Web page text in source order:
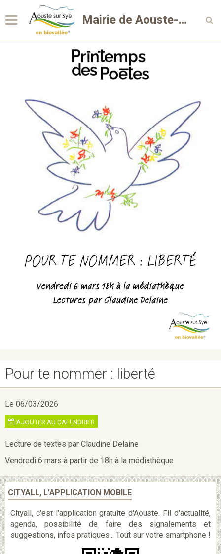
Mairie de Aouste-sur-Sye
Pour te nommer : liberté
Le 06/03/2026
AJOUTER AU CALENDRIER
Lecture de textes par Claudine Delaine
Vendredi 6 mars à partir de 18h à la médiathèque
CITYALL, L'APPLICATION MOBILE
Cityall, c'est l'application gratuite d'Aouste. Fil d'actualité,
agenda, possibilité de faire des signalements et
suggestions, infos pratiques... Tout sur votre smartphone !